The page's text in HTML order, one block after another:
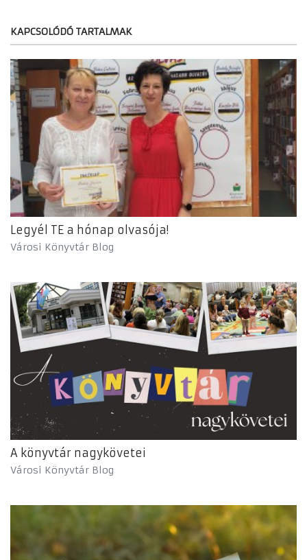
KAPCSOLÓDÓ TARTALMAK
Legyél TE a hónap olvasója!
Városi Könyvtár Blog
A könyvtár nagykövetei
Városi Könyvtár Blog